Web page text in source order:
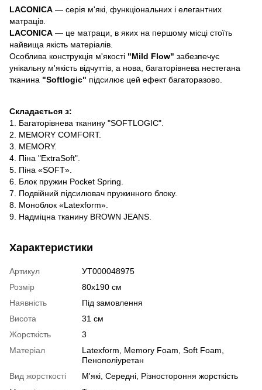
LACONICA — серія м'які, функціональних і елегантних
матраців.
LACONICA — це матраци, в яких на першому місці стоїть
найвища якість матеріалів.
Особлива конструкція м'якості "Mild Flow" забезпечує
унікальну м'якість відчуттів, а нова, багаторівнева нестегана
тканина "Softlogic" підсилює цей ефект багаторазово.
Складається з:
1. Багаторівнева тканину "SOFTLOGIC".
2. MEMORY COMFORT.
3. MEMORY.
4. Піна "ExtraSoft".
5. Піна «SOFT».
6. Блок пружин Pocket Spring.
7. Подвійний підсилювач пружинного блоку.
8. Моноблок «Latexform».
9. Надміцна тканину BROWN JEANS.
Характеристики
Артикул
УТ000048975
Розмір
80х190 см
Наявність
Під замовлення
Висота
31 см
Жорсткість
3
Матеріал
Latexform Memory Foam Soft Foam
Пенополіуретан
Вид жорсткості
М'які Середні Різностороння жорсткість